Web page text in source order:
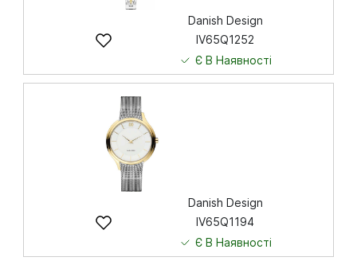
Danish Design
IV65Q1252
Є В Наявності
Danish Design
IV65Q1194
Є В Наявності